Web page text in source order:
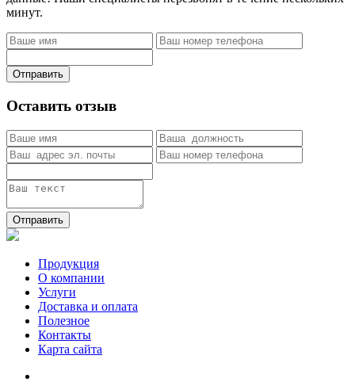
минут.
Отправить
Оставить отзыв
Отправить
Продукция
О компании
Услуги
Доставка и оплата
Полезное
Контакты
Карта сайта